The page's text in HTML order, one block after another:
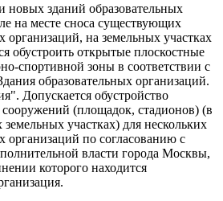
новых зданий образовательных
на месте сноса существующих
организаций, на земельных участках
обустроить открытые плоскостные
спортивной зоны в соответствии с
образовательных организаций.
Допускается обустройство
(площадок, стадионов) (в
участках) для нескольких
организаций по согласованию с
власти города Москвы,
которого находится